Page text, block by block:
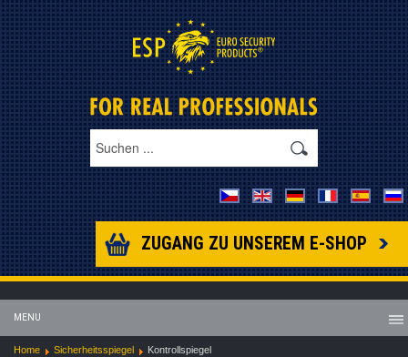
ZUGANG ZU UNSEREM E-SHOP
MENU
Home Sicherheitsspiegel Kontrollspiegel